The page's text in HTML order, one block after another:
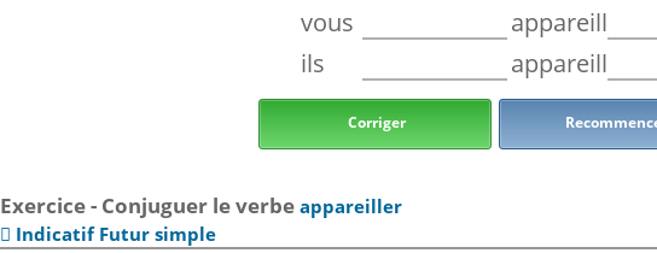
vous
appareill
ils
appareill
Corriger
Exercice - Conjuguer le verbeappareiller
 Indicatif Futur simple